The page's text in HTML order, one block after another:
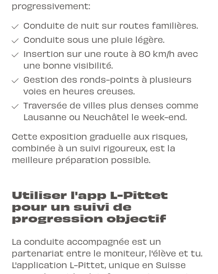
progressivement:
Conduite de nuit sur routes familières.
Conduite sous une pluie légère.
Insertion sur une route à 80 km/h avec
une bonne visibilité.
Gestion des ronds-points à plusieurs
voies en heures creuses.
Traversée de villes plus denses comme
Lausanne ou Neuchâtel le week-end.
Cette exposition graduelle aux risques,
combinée à un suivi rigoureux, est la
meilleure préparation possible.
Utiliser l'app L-Pittet
pour un suivi de
progression objectif
La conduite accompagnée est un
partenariat entre le moniteur, l'élève et tu.
L'application L-Pittet, unique en Suisse